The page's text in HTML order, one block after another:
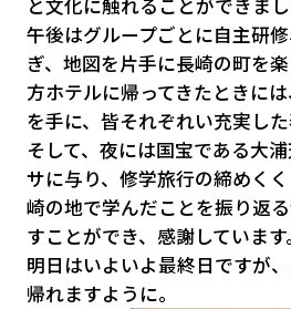
と文化に触れることができまし
午後はグループごとに自主研
ぎ、地図を片手に長崎の町を
方ホテルに帰ってきたときに
を手に、皆それぞれい充実した
そして、夜には国宝である大
サに与り、修学旅行の締めく
崎の地で学んだことを振り返
すことができ、感謝しています。
明日はいよいよ最終日ですが
帰れますように。